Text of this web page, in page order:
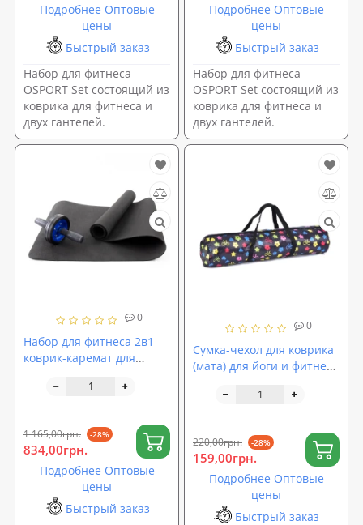
Подробнее Оптовые
цены
Быстрый заказ
Набор для фитнеса
OSPORT Set состоящий из
коврика для фитнеса и
двух гантелей.
Подробнее Оптовые
цены
Быстрый заказ
Набор для фитнеса
OSPORT Set состоящий из
коврика для фитнеса и
двух гантелей.
0
Набор для фитнеса 2в1
коврик-каремат для
колесо-ролик для пресса
1 165,00грн. -28%
834,00грн.
Подробнее Оптовые
цены
Быстрый заказ
0
Сумка-чехол для коврика
(мата) для йоги и фитнеса
(MS 2516-4-B)
220,00грн. -28%
159,00грн.
Подробнее Оптовые
цены
Быстрый заказ